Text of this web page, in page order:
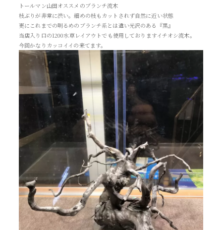
トールマン山田オススメのブランチ流木
枝ぶりが非常に渋い。細めの枝もカットされず自然に近い状態
更にこれまでの明るめのブランチ系とは違い光沢のある『黒』
当店入り口の1200水草レイアウトでも使用しておりますイチオシ流木。
今回かなりカッコイイの来てます。